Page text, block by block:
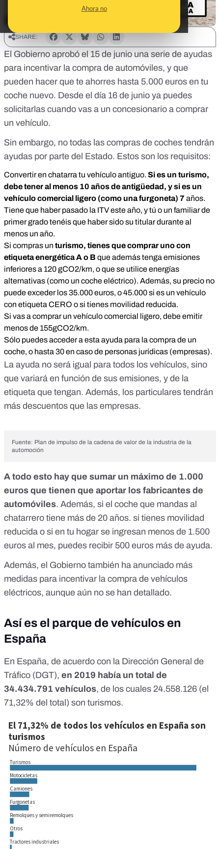
Ahora no
SHARE:
El Gobierno aprobó el 15 de junio una serie de ayudas
para incentivar la compra de automóviles, y que
pueden hacer que te ahorres hasta 5.000 euros en tu
coche nuevo. Desde el día 16 de junio ya puedes
solicitarlas cuando vas a un concesionario a comprar
un vehículo.
Sin embargo, no todas las compras de coches tendrán
ayudas por parte del Estado. Estos son los requisitos:
Convertir en chatarra tu vehículo antiguo. Si es un turismo,
debe tener al menos 10 años de antigüedad, y si es un
vehículo comercial ligero (como una furgoneta) 7 años.
Tiene que haber pasado la ITV este año, y tú o un familiar de
primer grado tenéis que haber sido su titular durante al
menos un año.
Si compras un turismo, tienes que comprar uno con
etiqueta energética A o B que además tenga emisiones
inferiores a 120 gCO2/km, o que se utilice energías
alternativas (como un coche eléctrico). Además, su precio no
puede exceder los 35.000 euros, o 45.000 si es un vehículo
con etiqueta CERO o si tienes movilidad reducida.
Si vas a comprar un vehículo comercial ligero, debe emitir
menos de 155gCO2/km.
Sólo puedes acceder a esta ayuda para la compra de un
coche, o hasta 30 en caso de personas jurídicas (empresas).
La ayuda no será igual para todos los vehículos, sino
que variará en función de sus emisiones, y de la
etiqueta que tengan. Además, los particulares tendrán
más descuentos que las empresas.
Fuente: Plan de impulso de la cadena de valor de la industria de la
automoción
A todo esto hay que sumar un máximo de 1.000
euros que tienen que aportar los fabricantes de
automóviles. Además, si el coche que mandas al
chatarrero tiene más de 20 años. si tienes movilidad
reducida o si en tu hogar se ingresan menos de 1.500
euros al mes, puedes recibir 500 euros más de ayuda.
Además, el Gobierno también ha anunciado más
medidas para incentivar la compra de vehículos
eléctricos, aunque aún no se han detallado.
Así es el parque de vehículos en
España
En España, de acuerdo con la Dirección General de
Tráfico (DGT), en 2019 había un total de
34.434.791 vehículos, de los cuales 24.558.126 (el
71,32% del total) son turismos.